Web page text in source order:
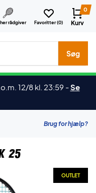
rådgiver Favoritter (0)
0
Kurv
etc.
Søg
12/8 kl. 23:59 -Se
Brug for hjælp?
25
OUTLET
OUTLET